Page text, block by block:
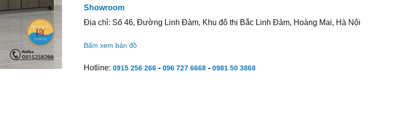
Showroom
Địa chỉ: Số 46, Đường Linh Đàm, Khu đô thị Bắc Linh Đàm, Hoàng Mai, Hà Nội
Bấm xem bản đồ
Hotline: 0915 256 266- 096 727 6668- 0981 50 3868